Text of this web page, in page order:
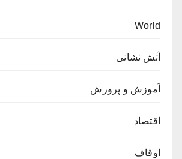
World
آتش نشانی
آموزش و پرورش
اقتصاد
اوقاف